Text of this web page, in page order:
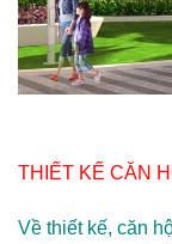
THIẾT KẾ CĂN
Về thiết kế, căn